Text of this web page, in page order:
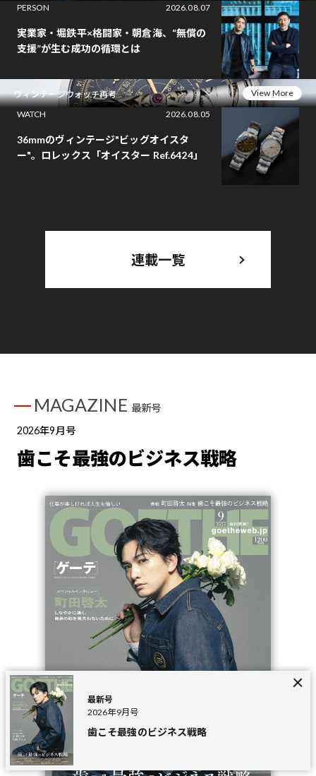
PERSON
2026.08.07
実業家・堀鉄平×格闘家・朝倉海、“無償の
支援”が生む成功の循環とは
ヴィンテージウォッチ再考
View More
WATCH
2026.08.05
36mmのヴィンテージ"ビッグオイスタ
ー"。ロレックス「オイスター Ref.6424」
連載一覧
MAGAZINE 最新号
2026年9月号
歯こそ最強のビジネス戦略
最新号
2026年9月号
歯こそ最強のビジネス戦略